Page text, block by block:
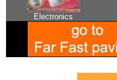
Electronics